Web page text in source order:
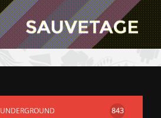
UNDERGROUND 843